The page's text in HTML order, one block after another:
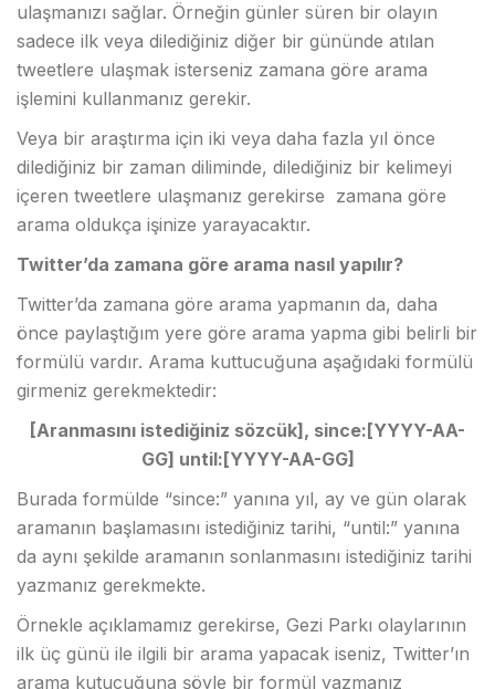
ulaşmanızı sağlar. Örneğin günler süren bir olayın
sadece ilk veya dilediğiniz diğer bir gününde atılan
tweetlere ulaşmak isterseniz zamana göre arama
işlemini kullanmanız gerekir.
Veya bir araştırma için iki veya daha fazla yıl önce
dilediğiniz bir zaman diliminde, dilediğiniz bir kelimeyi
içeren tweetlere ulaşmanız gerekirse zamana göre
arama oldukça işinize yarayacaktır.
Twitter’da zamana göre arama nasıl yapılır?
Twitter’da zamana göre arama yapmanın da, daha
önce paylaştığım yere göre arama yapma gibi belirli bir
formülü vardır. Arama kuttucuğuna aşağıdaki formülü
girmeniz gerekmektedir:
[Aranmasını istediğiniz sözcük], since:[YYYY-AA-
GG] until:[YYYY-AA-GG]
Burada formülde “since:” yanına yıl, ay ve gün olarak
aramanın başlamasını istediğiniz tarihi, “until:” yanına
da aynı şekilde aramanın sonlanmasını istediğiniz tarihi
yazmanız gerekmekte.
Örnekle açıklamamız gerekirse, Gezi Parkı olaylarının
ilk üç günü ile ilgili bir arama yapacak iseniz, Twitter’ın
arama kutucuğuna şöyle bir formül yazmanız